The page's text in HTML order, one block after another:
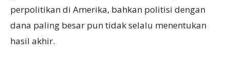
perpolitikan di Amerika, bahkan politisi dengan
dana paling besar pun tidak selalu menentukan
hasil akhir.